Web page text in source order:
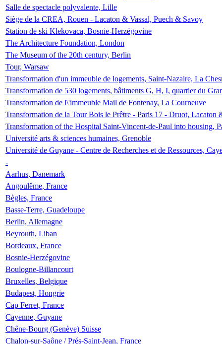
Salle de spectacle polyvalente, Lille
Siège de la CREA, Rouen - Lacaton & Vassal, Puech & Savoy
Station de ski Klekovaca, Bosnie-Herzégovine
The Architecture Foundation, London
The Museum of the 20th century, Berlin
Tour, Warsaw
Transformation d'un immeuble de logements, Saint-Nazaire, La
Transformation de 530 logements, bâtiments G, H, I, quartier du
Transformation de l\'immeuble Mail de Fontenay, La Courneuve
Transformation de la Tour Bois le Prêtre - Paris 17 - Druot, Lacaton
Transformation of the Hospital Saint-Vincent-de-Paul into housing,
Université arts & sciences humaines, Grenoble
Université de Guyane - Centre de Recherches et de Ressources,
-
Aarhus, Danemark
Angoulême, France
Bègles, France
Basse-Terre, Guadeloupe
Berlin, Allemagne
Beyrouth, Liban
Bordeaux, France
Bosnie-Herzégovine
Boulogne-Billancourt
Bruxelles, Belgique
Budapest, Hongrie
Cap Ferret, France
Cayenne, Guyane
Chêne-Bourg (Genève) Suisse
Chalon-sur-Saône / Prés-Saint-Jean, France